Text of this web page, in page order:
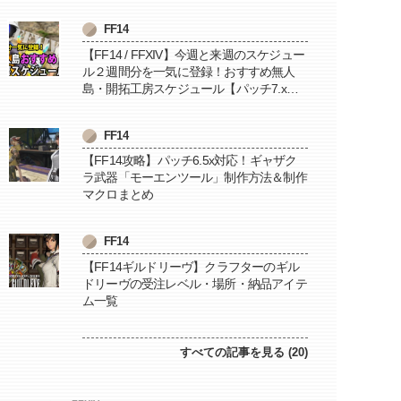
FF14
【FF14 / FFXIV】今週と来週のスケジュー
ル２週間分を一気に登録！おすすめ無人
島・開拓工房スケジュール【パッチ7.x対
FF14
【FF14攻略】パッチ6.5x対応！ギャザク
ラ武器「モーエンツール」制作方法＆制作
マクロまとめ
FF14
【FF14ギルドリーヴ】クラフターのギル
ドリーヴの受注レベル・場所・納品アイテ
ム一覧
すべての記事を見る (20)